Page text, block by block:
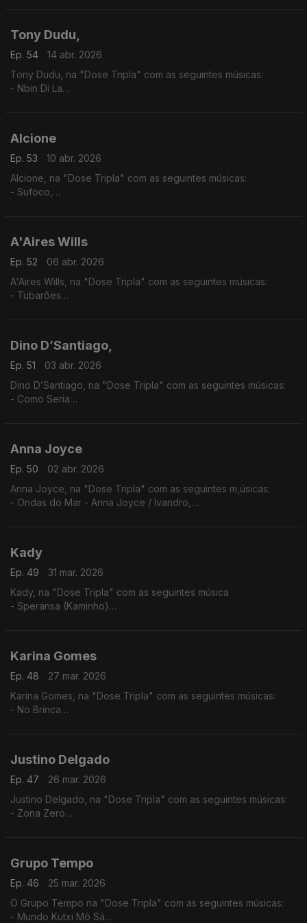
Tony Dudu,
Ep. 54
14 abr. 2026
Tony Dudu, na "Dose Tripla" com as seguintes músicas:
- Nbin Di La
Alcione
Ep. 53
10 abr. 2026
Alcione, na "Dose Tripla" com as seguintes músicas:
- Sufoco,
A'Aires Wills
Ep. 52
06 abr. 2026
A'Aires Wills, na "Dose Tripla" com as seguintes músicas:
- Tubarões
Dino D’Santiago,
Ep. 51
03 abr. 2026
Dino D’Santiago, na "Dose Tripla" com as seguintes músicas:
- Como Seria
Anna Joyce
Ep. 50
02 abr. 2026
Anna Joyce, na "Dose Tripla" com as seguintes m,úsicas:
- Ondas do Mar - Anna Joyce / Ivandro,
Kady
Ep. 49
31 mar. 2026
Kady, na "Dose Tripla" com as seguintes música
- Speransa (Kaminho)
Karina Gomes
Ep. 48
27 mar. 2026
Karina Gomes, na "Dose Tripla" com as seguintes músicas:
- No Brinca
Justino Delgado
Ep. 47
26 mar. 2026
Justino Delgado, na "Dose Tripla" com as seguintes músicas:
- Zona Zero
Grupo Tempo
Ep. 46
25 mar. 2026
O Grupo Tempo na "Dose Tripla" com as seguintes músicas:
- Mundo Kutxi Mô Sá